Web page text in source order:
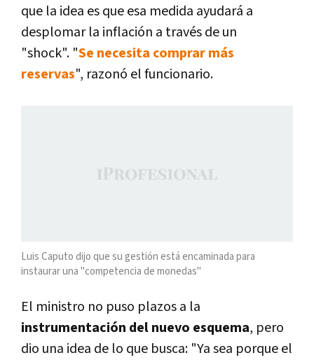
que la idea es que esa medida ayudará a
desplomar la inflación a través de un
"shock". "Se necesita comprar más
reservas", razonó el funcionario.
Luis Caputo dijo que su gestión está encaminada para
instaurar una "competencia de monedas"
El ministro no puso plazos a la
instrumentación del nuevo esquema, pero
dio una idea de lo que busca: "Ya sea porque el